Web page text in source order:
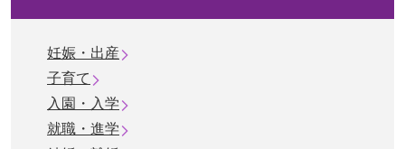
妊娠・出産
子育て
入園・入学
就職・進学